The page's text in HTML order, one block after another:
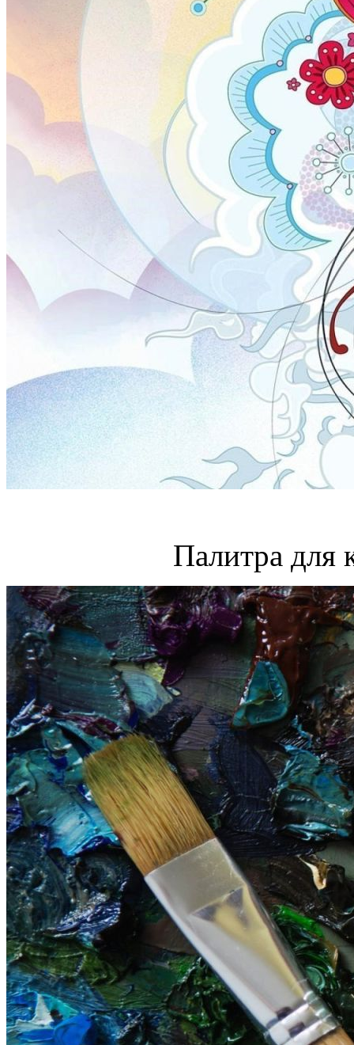
Палитра для